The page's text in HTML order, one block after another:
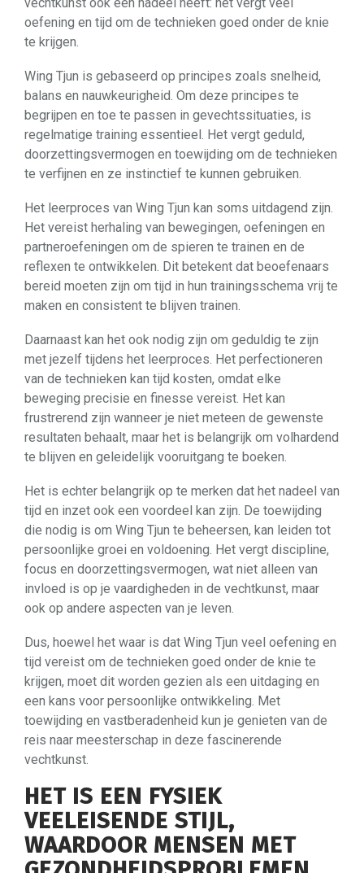
oefening en tijd om de technieken goed onder de knie
te krijgen.
Wing Tjun is gebaseerd op principes zoals snelheid,
balans en nauwkeurigheid. Om deze principes te
begrijpen en toe te passen in gevechtssituaties, is
regelmatige training essentieel. Het vergt geduld,
doorzettingsvermogen en toewijding om de technieken
te verfijnen en ze instinctief te kunnen gebruiken.
Het leerproces van Wing Tjun kan soms uitdagend zijn.
Het vereist herhaling van bewegingen, oefeningen en
partneroefeningen om de spieren te trainen en de
reflexen te ontwikkelen. Dit betekent dat beoefenaars
bereid moeten zijn om tijd in hun trainingsschema vrij te
maken en consistent te blijven trainen.
Daarnaast kan het ook nodig zijn om geduldig te zijn
met jezelf tijdens het leerproces. Het perfectioneren
van de technieken kan tijd kosten, omdat elke
beweging precisie en finesse vereist. Het kan
frustrerend zijn wanneer je niet meteen de gewenste
resultaten behaalt, maar het is belangrijk om volhardend
te blijven en geleidelijk vooruitgang te boeken.
Het is echter belangrijk op te merken dat het nadeel van
tijd en inzet ook een voordeel kan zijn. De toewijding
die nodig is om Wing Tjun te beheersen, kan leiden tot
persoonlijke groei en voldoening. Het vergt discipline,
focus en doorzettingsvermogen, wat niet alleen van
invloed is op je vaardigheden in de vechtkunst, maar
ook op andere aspecten van je leven.
Dus, hoewel het waar is dat Wing Tjun veel oefening en
tijd vereist om de technieken goed onder de knie te
krijgen, moet dit worden gezien als een uitdaging en
een kans voor persoonlijke ontwikkeling. Met
toewijding en vastberadenheid kun je genieten van de
reis naar meesterschap in deze fascinerende
vechtkunst.
HET IS EEN FYSIEK
VEELEISENDE STIJL,
WAARDOOR MENSEN MET